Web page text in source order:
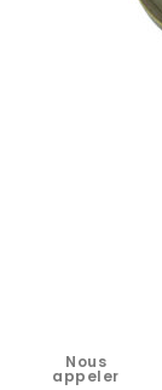
Nous
appeler